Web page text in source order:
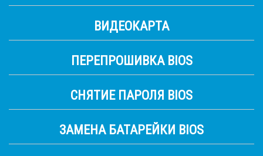
ВИДЕОКАРТА
ПЕРЕПРОШИВКА BIOS
СНЯТИЕ ПАРОЛЯ BIOS
ЗАМЕНА БАТАРЕЙКИ BIOS